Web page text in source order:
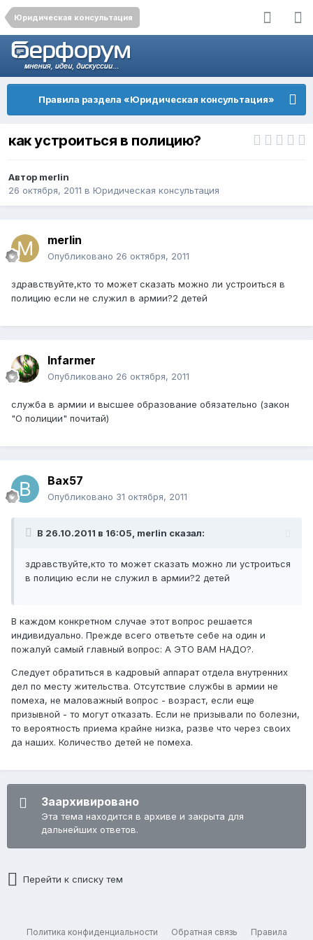
Юридическая консультация
Правила раздела «Юридическая консультация»
как устроиться в полицию?
Автор merlin
26 октября, 2011 в Юридическая консультация
merlin
Опубликовано 26 октября, 2011
здравствуйте,кто то может сказать можно ли устроиться в
полицию если не служил в армии?2 детей
Infarmer
Опубликовано 26 октября, 2011
служба в армии и высшее образование обязательно (закон
"О полиции" почитай)
Bax57
Опубликовано 31 октября, 2011
В 26.10.2011 в 16:05, merlin сказал:
здравствуйте,кто то может сказать можно ли устроиться
в полицию если не служил в армии?2 детей
В каждом конкретном случае этот вопрос решается
индивидуально. Прежде всего ответьте себе на один и
пожалуй самый главный вопрос: А ЭТО ВАМ НАДО?.
Следует обратиться в кадровый аппарат отдела внутренних
дел по месту жительства. Отсутствие службы в армии не
помеха, не маловажный вопрос - возраст, если еще
призывной - то могут отказать. Если не призывали по болезни,
то вероятность приема крайне низка, разве что через своих
да наших. Количество детей не помеха.
Заархивировано
Эта тема находится в архиве и закрыта для
дальнейших ответов.
Перейти к списку тем
Политика конфиденциальности Обратная связь Правила